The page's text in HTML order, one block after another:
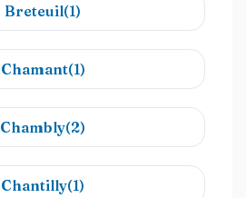
Breteuil(1)
Chamant(1)
Chambly(2)
Chantilly(1)